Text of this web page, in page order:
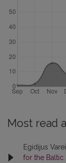
Most read
Egidijus
for the Baltic